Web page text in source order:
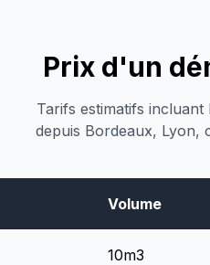
Prix d'un
Tarifs estimatifs
depuis Bordeaux, Lyon,
Volume
10m3